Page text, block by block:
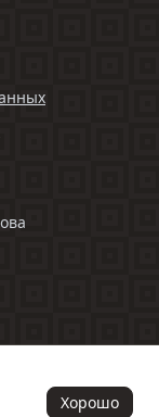
на нем,
Хорошо